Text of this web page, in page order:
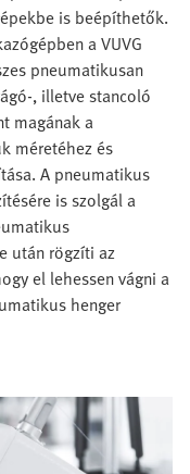
is beépíthetők.
a VUVG
pneumatikusan
, illetve stancoló
magának a
méretéhez és
A pneumatikus
is szolgál a
után rögzíti az
el lehessen vágni a
henger